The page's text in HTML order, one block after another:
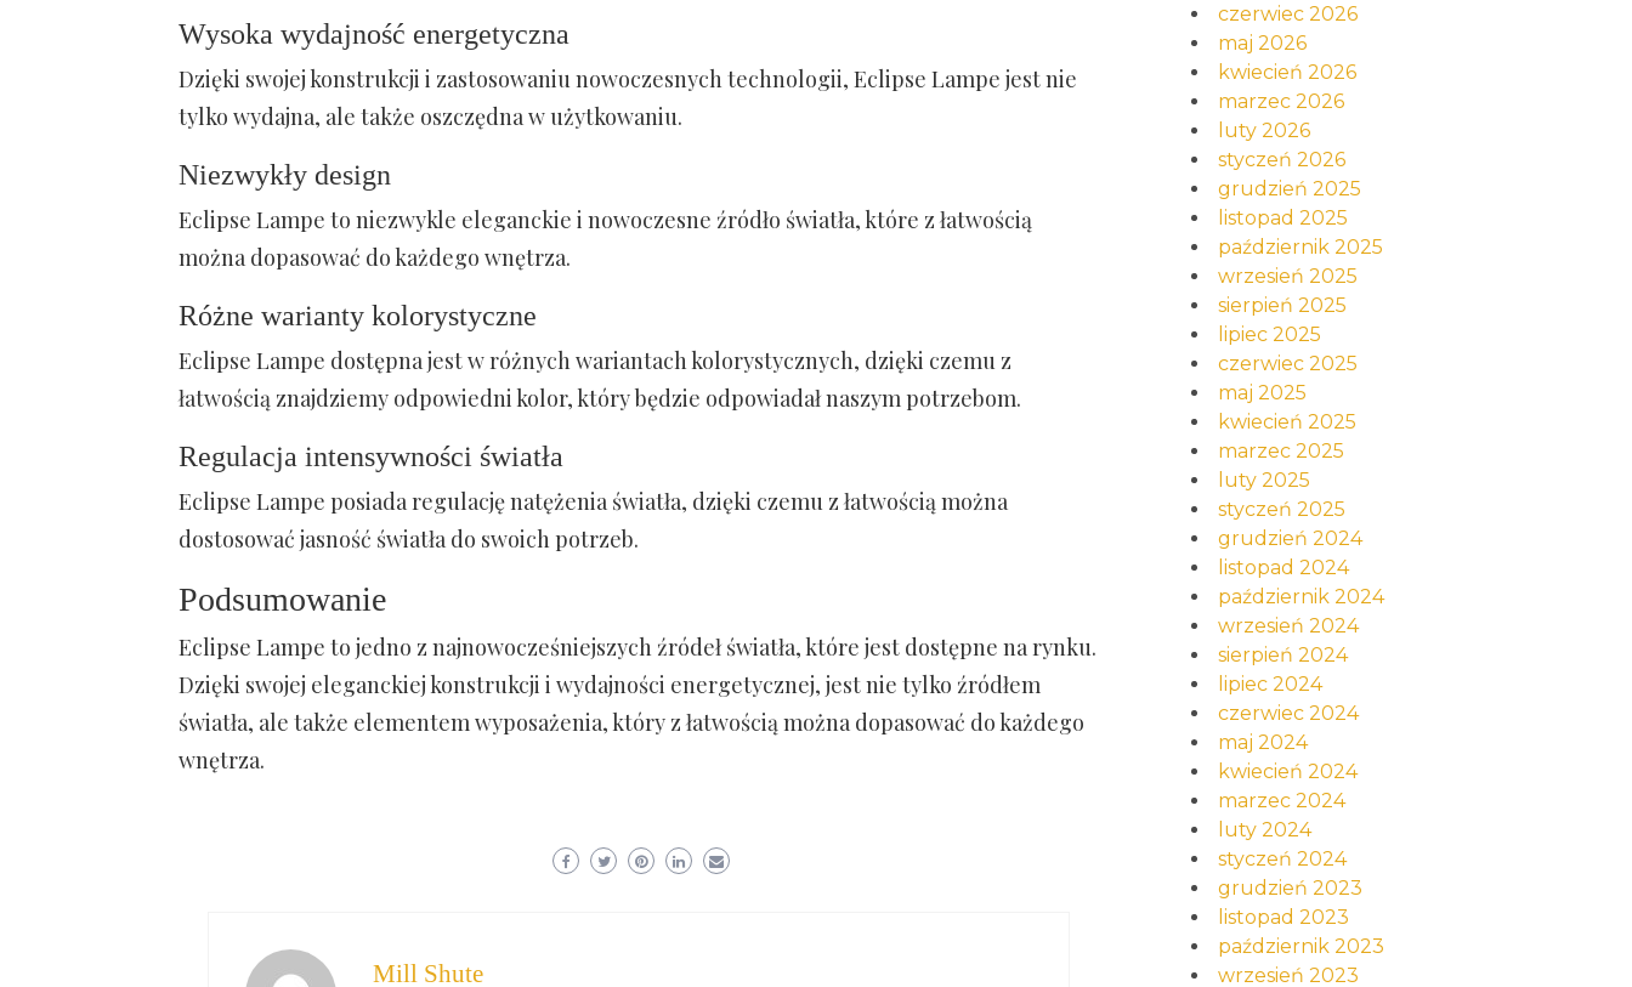
Wysoka wydajność energetyczna
Dzięki swojej konstrukcji i zastosowaniu nowoczesnych technologii, Eclipse Lampe jest nie
tylko wydajna, ale także oszczędna w użytkowaniu.
Niezwykły design
Eclipse Lampe to niezwykle eleganckie i nowoczesne źródło światła, które z łatwością
można dopasować do każdego wnętrza.
Różne warianty kolorystyczne
Eclipse Lampe dostępna jest w różnych wariantach kolorystycznych, dzięki czemu z
łatwością znajdziemy odpowiedni kolor, który będzie odpowiadał naszym potrzebom.
Regulacja intensywności światła
Eclipse Lampe posiada regulację natężenia światła, dzięki czemu z łatwością można
dostosować jasność światła do swoich potrzeb.
Podsumowanie
Eclipse Lampe to jedno z najnowocześniejszych źródeł światła, które jest dostępne na rynku.
Dzięki swojej eleganckiej konstrukcji i wydajności energetycznej, jest nie tylko źródłem
światła, ale także elementem wyposażenia, który z łatwością można dopasować do każdego
wnętrza.
Mill Shute
czerwiec 2026
maj 2026
kwiecień 2026
marzec 2026
luty 2026
styczeń 2026
grudzień 2025
listopad 2025
październik 2025
wrzesień 2025
sierpień 2025
lipiec 2025
czerwiec 2025
maj 2025
kwiecień 2025
marzec 2025
luty 2025
styczeń 2025
grudzień 2024
listopad 2024
październik 2024
wrzesień 2024
sierpień 2024
lipiec 2024
czerwiec 2024
maj 2024
kwiecień 2024
marzec 2024
luty 2024
styczeń 2024
grudzień 2023
listopad 2023
październik 2023
wrzesień 2023